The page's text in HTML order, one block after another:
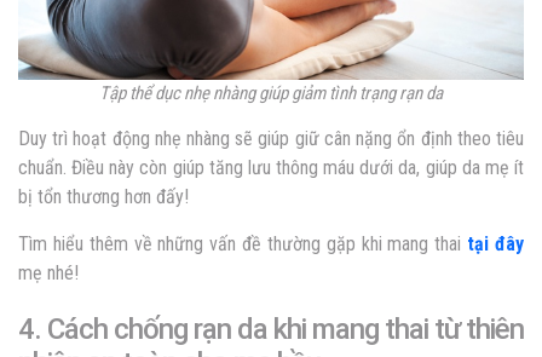
Tập thể dục nhẹ nhàng giúp giảm tình trạng rạn da
Duy trì hoạt động nhẹ nhàng sẽ giúp giữ cân nặng ổn định theo tiêu
chuẩn. Điều này còn giúp tăng lưu thông máu dưới da, giúp da mẹ ít
bị tổn thương hơn đấy!
Tìm hiểu thêm về những vấn đề thường gặp khi mang thai tại đây
mẹ nhé!
4. Cách chống rạn da khi mang thai từ thiên